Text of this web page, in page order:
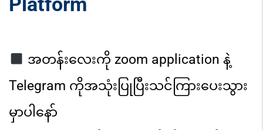
အတန်းလေးကို zoom application နဲ့
Telegram ကိုအသုံးပြုပြီးသင်ကြားပေးသွား
မှာပါနော်